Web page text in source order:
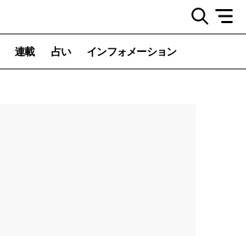
連載 占い インフォメーション